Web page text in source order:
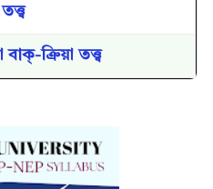
বাক্-ক্ৰিয়া তত্ত্ব